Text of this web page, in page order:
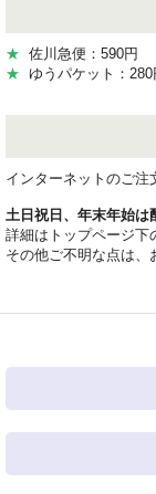
★ 佐川急便：590円
★ ゆうパケット：280
インターネットのご注
土日祝日、年末年始は
詳細はトップページ下
その他ご不明な点は、